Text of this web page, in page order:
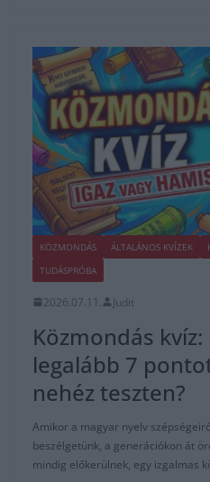
KÖZMONDÁS ÁLTALÁNOS KVÍZEK
TUDÁSPRÓBA
2026.07.11. Judit
Közmondás
legalább 7
nehéz teszten?
Amikor a magyar nyelv
beszélgetünk, a generációkon át
mindig előkerülnek, egy izgalmas